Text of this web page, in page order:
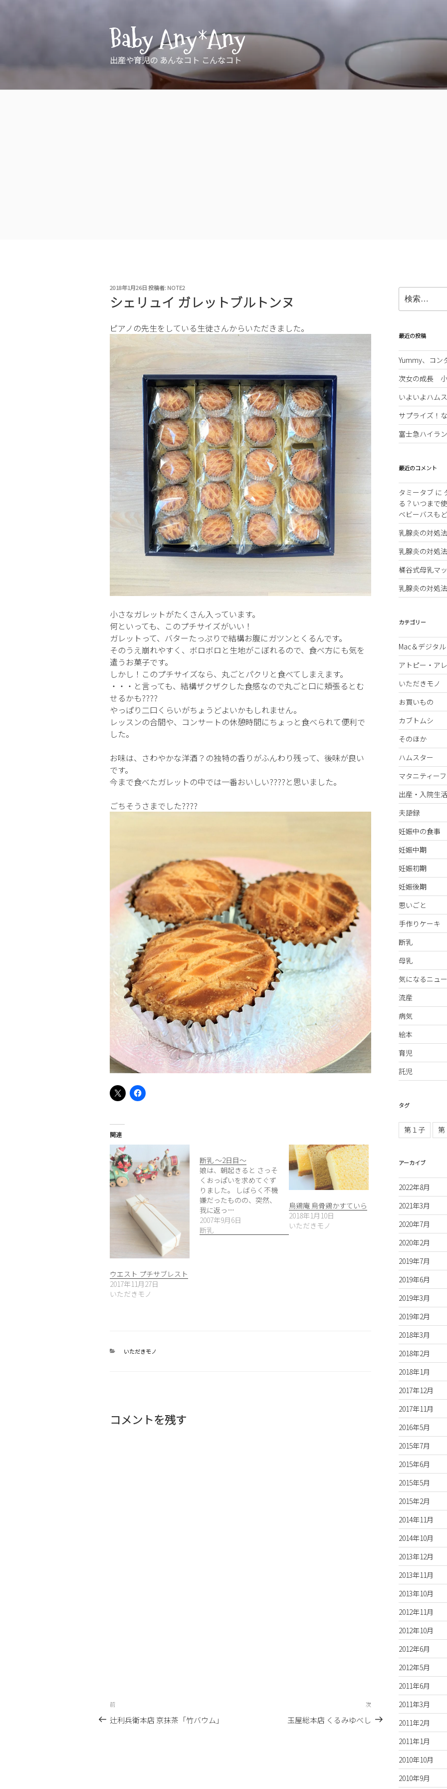
へ
キ
Baby Any*Any
出産や育児の あんなコト こんなコト
投
日:
2018年1月26日投稿者:NOTE2
シェリュイ ガレットブルトンヌ
ピアノの先生をしている生徒さんからいただきました。
小さなガレットがたくさん入っています。
何といっても、このプチサイズがいい！
ガレットって、バターたっぷりで結構お腹にガツンとくるんです。
そのうえ崩れやすく、ボロボロと生地がこぼれるので、食べ方にも気を
遣うお菓子です。
しかし！このプチサイズなら、丸ごとパクリと食べてしまえます。
・・・と言っても、結構ザクザクした食感なので丸ごと口に頬張るとむ
せるかも????
やっぱり二口くらいがちょうどよいかもしれません。
レッスンの合間や、コンサートの休憩時間にちょっと食べられて便利で
した。
お味は、さわやかな洋酒？の独特の香りがふんわり残って、後味が良い
です。
今まで食べたガレットの中では一番おいしい????と思いました。
ごちそうさまでした????
関連
ウエスト プチサブレスト
2017年11月27日
いただきモノ
断乳 〜2日目〜
娘は、朝起きると さっそ
くおっぱいを求めてぐず
りました。 しばらく不機
嫌だったものの、突然、
我に返っ…
2007年9月6日
断乳
烏鶏庵 烏骨鶏かすていら
2018年1月10日
いただきモノ
カ
いただきモノ
コメントを残す
投
稿
前
の
前
辻利兵衛本店 京抹茶「竹バウム」
次
の
次
玉屋総本店 くるみゆべし
索:
最近の投稿
Yummy、コン
次女の成長
いよいよハム
サプライズ！
富士急ハイラ
最近のコメント
タミータブに
る？いつまで
ベビーバスも
乳腺炎の対処法
乳腺炎の対処法
桶谷式母乳マ
乳腺炎の対処法
カテゴリー
Mac＆デジタル
アトピー・ア
いただきモノ
お買いもの
カブトムシ
そのほか
ハムスター
マタニティー
出産・入院生活
夫語録
妊娠中の食事
妊娠中期
妊娠初期
妊娠後期
思いごと
手作りケーキ
断乳
母乳
気になるニュ
流産
病気
絵本
育児
託児
タグ
第１子 第
アーカイブ
2022年8月
2021年3月
2020年7月
2020年2月
2019年7月
2019年6月
2019年3月
2019年2月
2018年3月
2018年2月
2018年1月
2017年12月
2017年11月
2016年5月
2015年7月
2015年6月
2015年5月
2015年2月
2014年11月
2014年10月
2013年12月
2013年11月
2013年10月
2012年11月
2012年10月
2012年6月
2012年5月
2011年6月
2011年3月
2011年2月
2011年1月
2010年10月
2010年9月